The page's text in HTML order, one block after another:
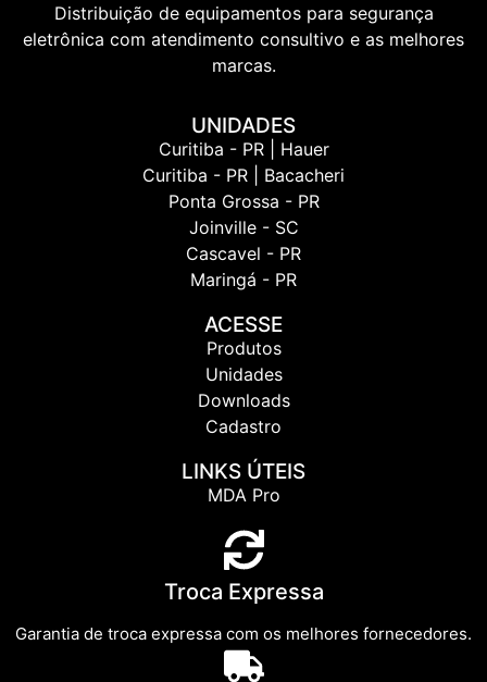
Distribuição de equipamentos para segurança
eletrônica com atendimento consultivo e as melhores
marcas.
UNIDADES
Curitiba - PR | Hauer
Curitiba - PR | Bacacheri
Ponta Grossa - PR
Joinville - SC
Cascavel - PR
Maringá - PR
ACESSE
Produtos
Unidades
Downloads
Cadastro
LINKS ÚTEIS
MDA Pro
Troca Expressa
Garantia de troca expressa com os melhores fornecedores.